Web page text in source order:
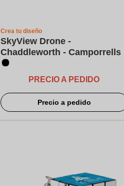
Crea tu diseño
SkyView Drone -
Chaddleworth - Camporrells
PRECIO A PEDIDO
Precio a pedido